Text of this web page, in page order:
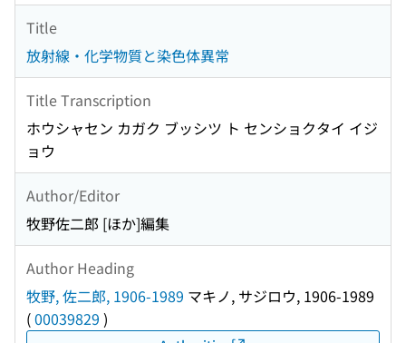
Title
放射線・化学物質と染色体異常
Title Transcription
ホウシャセン カガク ブッシツ ト センショクタイ イジ
ョウ
Author/Editor
牧野佐二郎 [ほか]編集
Author Heading
牧野, 佐二郎, 1906-1989 マキノ, サジロウ, 1906-1989
(00039829 )